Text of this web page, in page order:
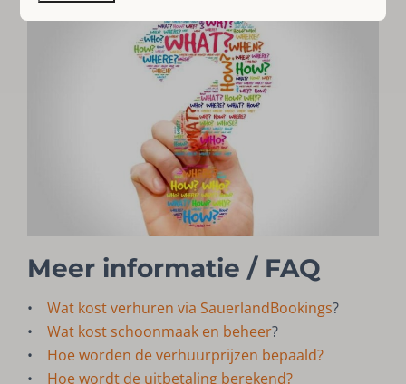
Meer informatie / FAQ
•Wat kost verhuren via SauerlandBookings?
•Wat kost schoonmaak en beheer?
• Hoe worden de verhuurprijzen bepaald?
• Hoe wordt de uitbetaling berekend?